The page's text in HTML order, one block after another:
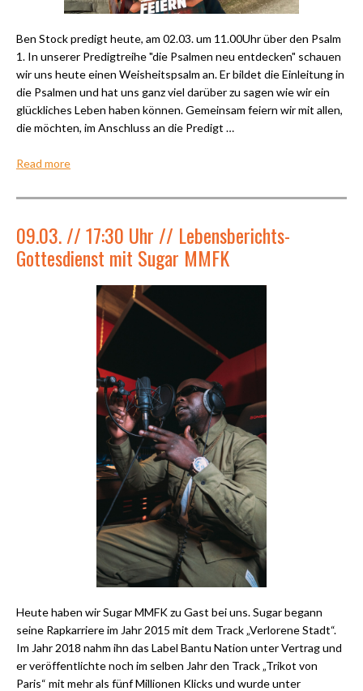
Ben Stock predigt heute, am 02.03. um 11.00Uhr über den Psalm
1. In unserer Predigtreihe "die Psalmen neu entdecken" schauen
wir uns heute einen Weisheitspsalm an. Er bildet die Einleitung in
die Psalmen und hat uns ganz viel darüber zu sagen wie wir ein
glückliches Leben haben können. Gemeinsam feiern wir mit allen,
die möchten, im Anschluss an die Predigt …
Read more
09.03. // 17:30 Uhr // Lebensberichts-
Gottesdienst mit Sugar MMFK
Heute haben wir Sugar MMFK zu Gast bei uns. Sugar begann
seine Rapkarriere im Jahr 2015 mit dem Track „Verlorene Stadt“.
Im Jahr 2018 nahm ihn das Label Bantu Nation unter Vertrag und
er veröffentlichte noch im selben Jahr den Track „Trikot von
Paris“ mit mehr als fünf Millionen Klicks und wurde unter